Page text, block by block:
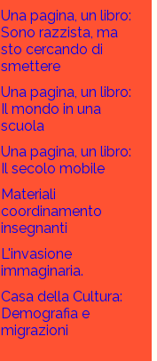
Una pagina, un libro:
Sono razzista, ma
sto cercando di
smettere
Una pagina, un libro:
Il mondo in una
scuola
Una pagina, un libro:
Il secolo mobile
Materiali
coordinamento
insegnanti
L'invasione
immaginaria.
Casa della Cultura:
Demografia e
migrazioni